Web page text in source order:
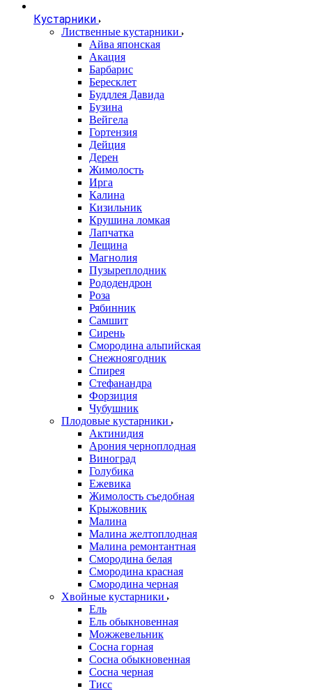
Кустарники
Лиственные кустарники
Айва японская
Акация
Барбарис
Бересклет
Буддлея Давида
Бузина
Вейгела
Гортензия
Дейция
Дерен
Жимолость
Ирга
Калина
Кизильник
Крушина ломкая
Лапчатка
Лещина
Магнолия
Пузыреплодник
Рододендрон
Роза
Рябинник
Самшит
Сирень
Смородина альпийская
Снежноягодник
Спирея
Стефанандра
Форзиция
Чубушник
Плодовые кустарники
Актинидия
Арония черноплодная
Виноград
Голубика
Ежевика
Жимолость съедобная
Крыжовник
Малина
Малина желтоплодная
Малина ремонтантная
Смородина белая
Смородина красная
Смородина черная
Хвойные кустарники
Ель
Ель обыкновенная
Можжевельник
Сосна горная
Сосна обыкновенная
Сосна черная
Тисс